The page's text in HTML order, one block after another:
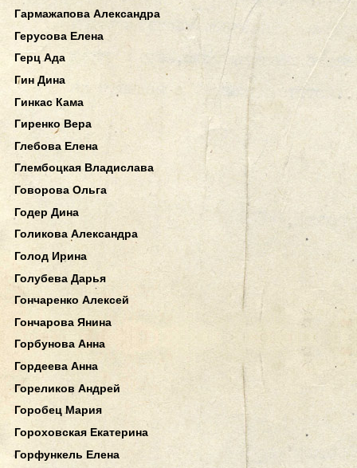
Гармажапова Александра
Герусова Елена
Герц Ада
Гин Дина
Гинкас Кама
Гиренко Вера
Глебова Елена
Глембоцкая Владислава
Говорова Ольга
Годер Дина
Голикова Александра
Голод Ирина
Голубева Дарья
Гончаренко Алексей
Гончарова Янина
Горбунова Анна
Гордеева Анна
Гореликов Андрей
Горобец Мария
Гороховская Екатерина
Горфункель Елена